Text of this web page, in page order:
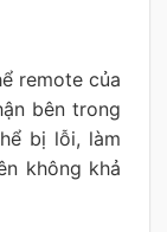
remote của
bên trong
bị lỗi, làm
không khả